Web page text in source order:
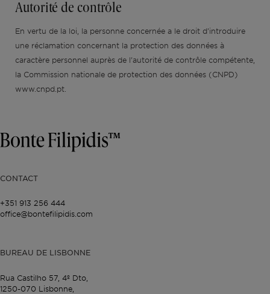
Autorité de contrôle
En vertu de la loi, la personne concernée a le droit d'introduire
une réclamation concernant la protection des données à
caractère personnel auprès de l'autorité de contrôle compétente,
la Commission nationale de protection des données (CNPD)
www.cnpd.pt.
CONTACT
+351 913 256 444
office@bontefilipidis.com
BUREAU DE LISBONNE
Rua Castilho 57, 4º Dto,
1250-070 Lisbonne,